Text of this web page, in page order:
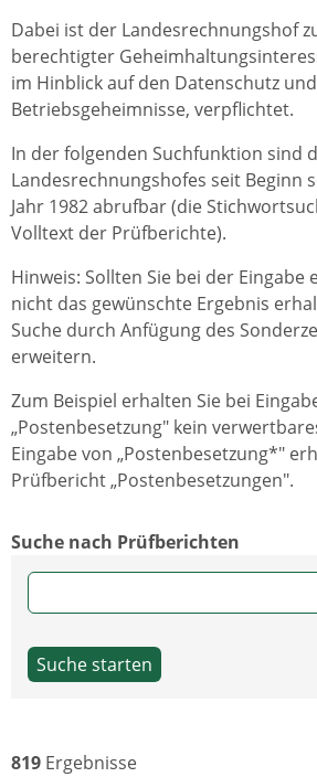
Dabei ist der Landesrechnungshof
berechtigter
im Hinblick auf den Datenschutz
Betriebsgeheimnisse, verpflichtet.
In der folgenden Suchfunktion sind
Landesrechnungshofes seit Beginn
Jahr 1982 abrufbar (die
Volltext der Prüfberichte).
Hinweis: Sollten Sie bei der Eingabe
nicht das gewünschte Ergebnis
Suche durch Anfügung des
erweitern.
Zum Beispiel erhalten Sie bei
„Postenbesetzung" kein
Eingabe von „Postenbesetzung*"
Prüfbericht „Postenbesetzungen".
Suche nach Prüfberichten
Suche starten
819 Ergebnisse